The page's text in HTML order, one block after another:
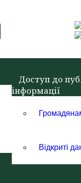
Доступ до
інформації
Відкриті